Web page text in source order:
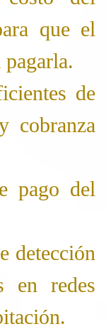
que el
de
cobranza
pago del
detección
en redes